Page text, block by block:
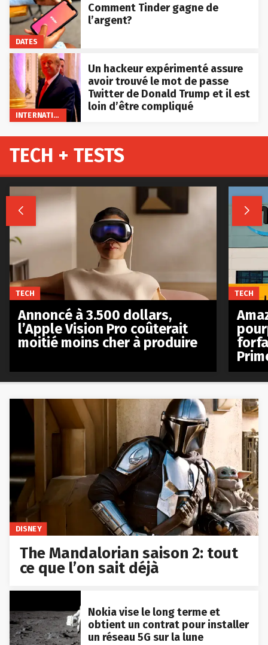
DATES
Comment Tinder gagne de
l’argent?
INTERNATIONAL
Un hackeur expérimenté assure
avoir trouvé le mot de passe
Twitter de Donald Trump et il est
loin d’être compliqué
DISNEY
The Mandalorian saison 2: tout
ce que l’on sait déjà
Nokia vise le long terme et
obtient un contrat pour installer
un réseau 5G sur la lune
TECH + TESTS
 
TECH
Annoncé à 3.500 dollars,
l’Apple Vision Pro coûterait
moitié moins cher à produire
TECH